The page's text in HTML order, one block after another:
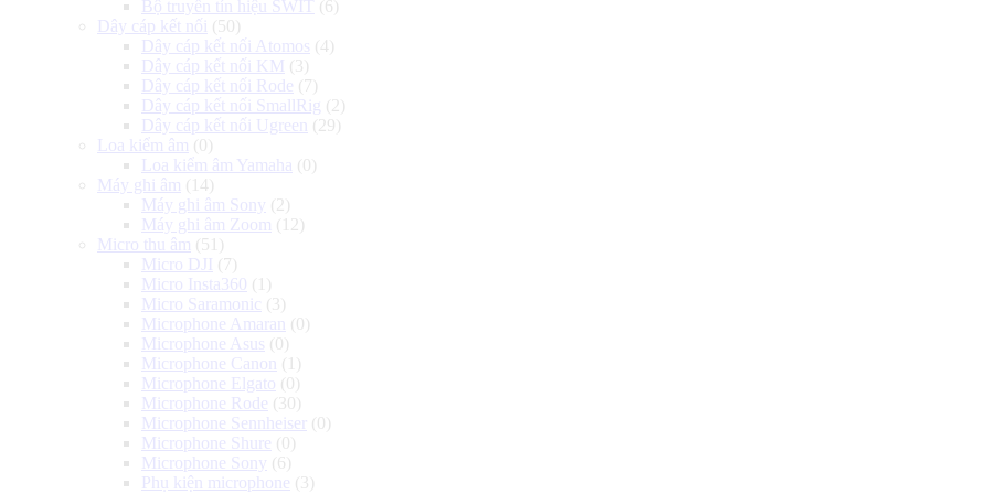
Bộ truyền tín hiệu SWIT
(6)
Dây cáp kết nối (50)
Dây cáp kết nối Atomos (4)
Dây cáp kết nối KM (3)
Dây cáp kết nối Rode (7)
Dây cáp kết nối SmallRig (2)
Dây cáp kết nối Ugreen
(29)
Loa kiểm âm (0)
Loa kiểm âm Yamaha (0)
Máy ghi âm (14)
Máy ghi âm Sony (2)
Máy ghi âm Zoom (12)
Micro thu âm (51)
Micro DJI (7)
Micro Insta360 (1)
Micro Saramonic (3)
Microphone Amaran
(0)
Microphone Asus (0)
Microphone Canon
(1)
Microphone Elgato (0)
Microphone Rode (30)
Microphone Sennheiser
(0)
Microphone Shure (0)
Microphone Sony (6)
Phụ kiện microphone (3)